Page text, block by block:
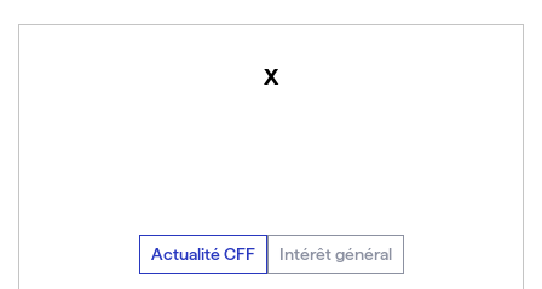
x
Actualité CFF Intérêt général